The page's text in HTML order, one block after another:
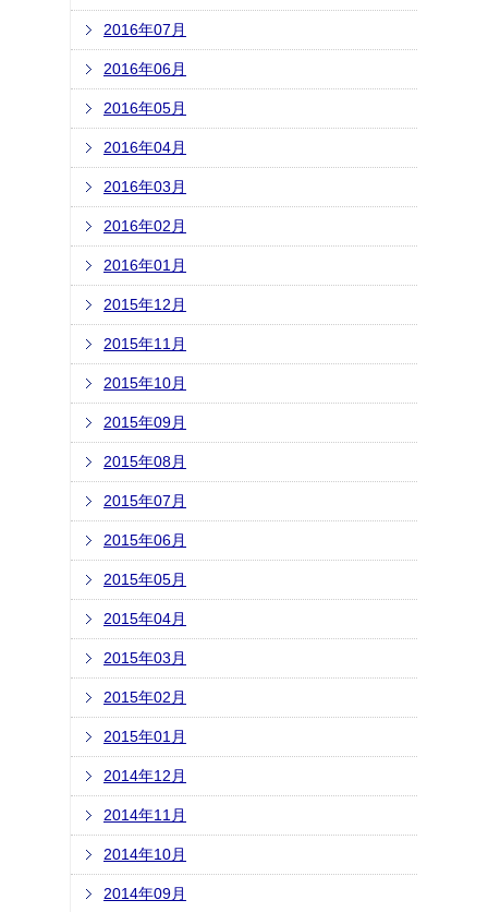
2016年07月
2016年06月
2016年05月
2016年04月
2016年03月
2016年02月
2016年01月
2015年12月
2015年11月
2015年10月
2015年09月
2015年08月
2015年07月
2015年06月
2015年05月
2015年04月
2015年03月
2015年02月
2015年01月
2014年12月
2014年11月
2014年10月
2014年09月